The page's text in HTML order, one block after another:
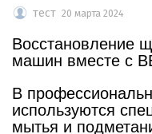
тест 20 марта 2024
Восстановление
машин вместе с
В
используются
мытья и